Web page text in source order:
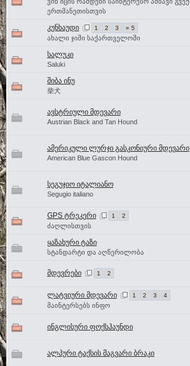
ერთმანეთისთვის
კუნხაუდი 1 2 3 » 5
ახალი ჯიში საქართველოში
სალუკი
Saluki
შიბა ინუ
柴犬
ავსტრიული მდევარი
Austrian Black and Tan Hound
ამერიკული ლურჯი გასკონიური მდევარი
American Blue Gascon Hound
სეგუჯიო იტალიანო
Segugio italiano
GPS ტრეკერი 1 2
ძაღლისთვის
ყაზახური ტაზი
სტანდარტი და აღწერილობა
მდევრები 1 2
ლატვიური მდევარი 1 2 3 4
მაინტერსებს ინფო
ინგლისური ფოქსჰაუნდი
ალპური ტაქსის მაგვარი ბრაკი